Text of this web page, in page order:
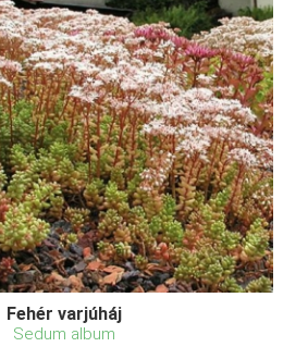
Fehér varjúháj
Sedum album